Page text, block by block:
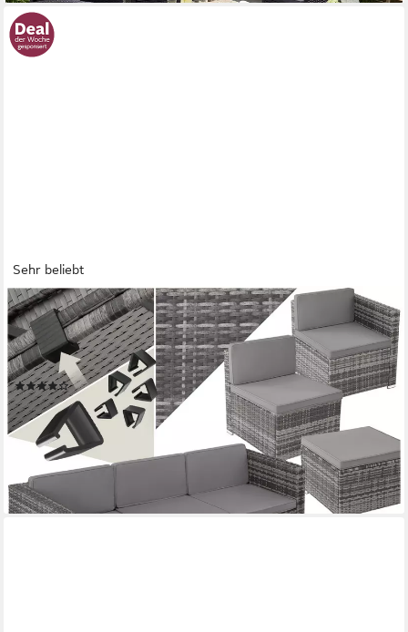
Sehr beliebt
TECTAKE
Loungeset rattan sitzgruppe lignano mit uv-beständigem
geflecht, (garden lounge set Lignano, 5-tlg., in Grad),
abnehmbare, waschbare bezüge und sicherheitsglas-tisch
(78)
ab 234,99 € UVP 344,00 €
nur bis Dienstag
-32%
lieferbar - in 2-3 Werktagen bei dir